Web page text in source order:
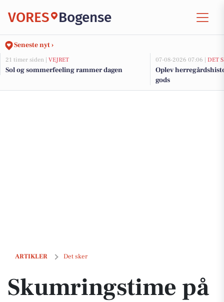
VORES Bogense
Seneste nyt ›
21 timer siden | VEJRET
Sol og sommerfeeling rammer dagen
07-08-2026 07:06 | DET
Oplev
gods
ARTIKLER Det sker
Skumringstime på Bogense Bibliotek: En aften med oplæsning og
Skumringstime på